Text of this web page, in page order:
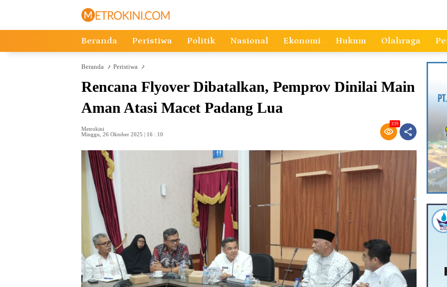
Beranda Peristiwa Politik Nasional Ekonomi Hukum Olahraga
Beranda Peristiwa
Rencana Flyover Dibatalkan, Pemprov Dinilai Main
Aman Atasi Macet Padang Lua
Metrokini
Minggu, 26 Oktober 2025 | 16 : 10
339